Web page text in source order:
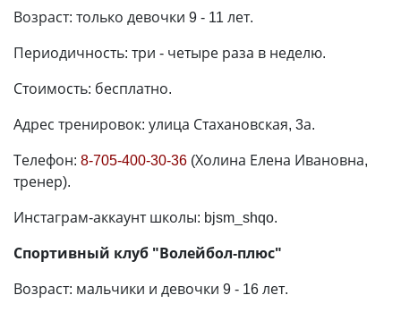
Возраст: только девочки 9 - 11 лет.
Периодичность: три - четыре раза в неделю.
Стоимость: бесплатно.
Адрес тренировок: улица Стахановская, 3а.
Телефон: 8-705-400-30-36 (Холина Елена Ивановна,
тренер).
Инстаграм-аккаунт школы: bjsm_shqo.
Спортивный клуб "Волейбол-плюс"
Возраст: мальчики и девочки 9 - 16 лет.